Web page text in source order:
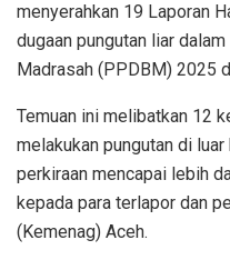
menyerahkan 19 Laporan
dugaan pungutan liar
Madrasah (PPDBM) 2025
Temuan ini melibatkan 12
melakukan pungutan di
perkiraan mencapai lebih
kepada para terlapor dan
(Kemenag) Aceh.